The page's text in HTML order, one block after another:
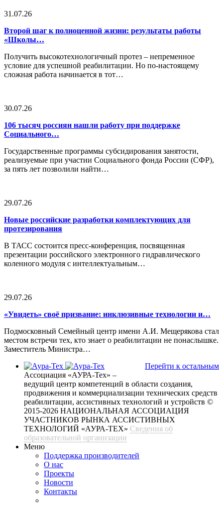
31.07.26
Второй шаг к полноценной жизни: результаты работы
«Школы…
Получить высокотехнологичный протез – непременное
условие для успешной реабилитации. Но по-настоящему
сложная работа начинается в тот…
30.07.26
106 тысяч россиян нашли работу при поддержке
Социального…
Государственные программы субсидирования занятости,
реализуемые при участии Социального фонда России (СФР),
за пять лет позволили найти…
29.07.26
Новые российские разработки комплектующих для
протезирования
В ТАСС состоится пресс-конференция, посвященная
презентации российского электронного гидравлического
коленного модуля с интеллектуальным…
29.07.26
«Увидеть» своё призвание: инклюзивные технологии и…
Подмосковный Семейный центр имени А.И. Мещерякова стал
местом встречи тех, кто знает о реабилитации не понаслышке.
Заместитель Министра…
Перейти к остальным
Ассоциация «АУРА-Тех» –
ведущий центр компетенций в области создания,
продвижения и коммерциализации технических средств
реабилитации, ассистивных технологий и устройств ©
2015-2026 НАЦИОНАЛЬНАЯ АССОЦИАЦИЯ
УЧАСТНИКОВ РЫНКА АССИСТИВНЫХ
ТЕХНОЛОГИЙ «АУРА-ТЕХ» Сведения об
образовательной организации
Меню
Поддержка производителей
О нас
Проекты
Новости
Контакты